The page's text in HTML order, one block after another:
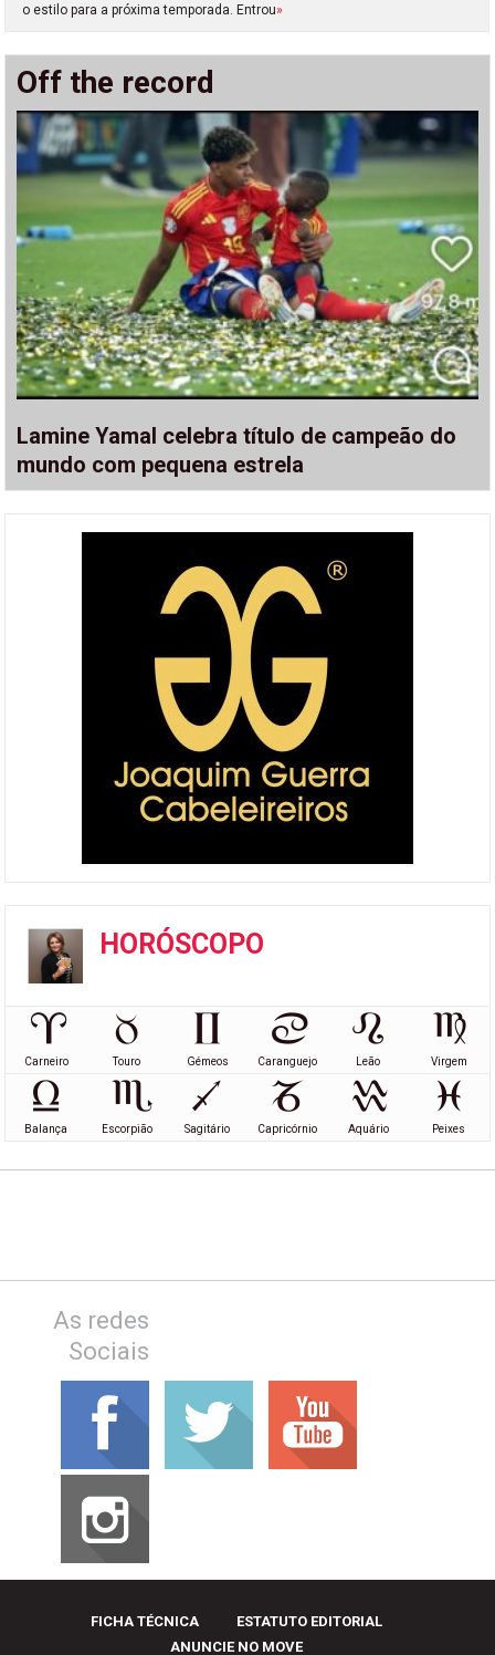
o estilo para a próxima temporada. Entrou»
Off the record
Lamine Yamal celebra título de campeão do
mundo com pequena estrela
HORÓSCOPO
Carneiro Touro Gémeos Caranguejo Leão Virgem
Balança Escorpião Sagitário Capricórnio Aquário Peixes
As redes
Sociais
FICHA TÉCNICA
ESTATUTO EDITORIAL
ANUNCIE NO MOVE